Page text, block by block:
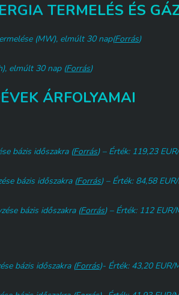
TERMELÉS ÉS
(MW), elmúlt 30 nap(Forrás)
elmúlt 30 nap (Forrás)
ÁRFOLYAMAI
bázis időszakra (Forrás) – Érték: 119,23
bázis időszakra (Forrás) – Érték: 84,58
bázis időszakra (Forrás) – Érték: 112 EUR/
bázis időszakra (Forrás)- Érték: 43,20 EUR/